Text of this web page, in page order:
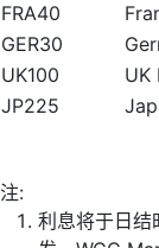
FRA40
GER30
UK100
UK
JP225
注:
利息将于日